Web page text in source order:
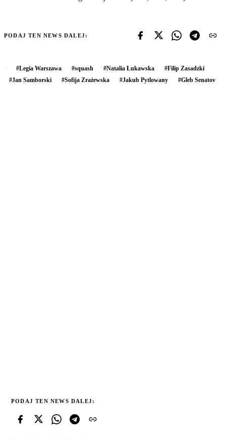
PODAJ TEN NEWS DALEJ:
#Legia Warszawa #squash #Natalia Łukawska #Filip Zasadzki
#Jan Samborski #Sofija Zrażewska #Jakub Pytlowany #Gleb Senatov
PODAJ TEN NEWS DALEJ: